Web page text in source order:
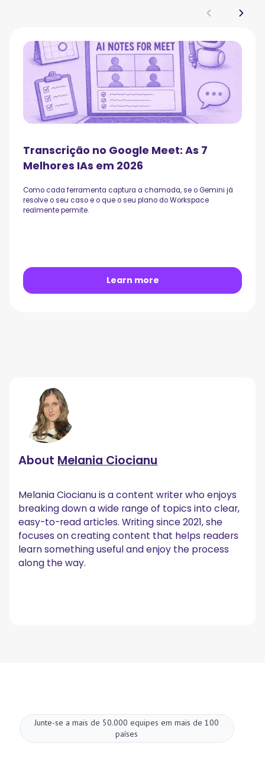
Transcrição no Google Meet: As 7
Melhores IAs em 2026
Como cada ferramenta captura a chamada, se o Gemini já
resolve o seu caso e o que o seu plano do Workspace
realmente permite.
Learn more
About Melania Ciocianu
Melania Ciocianu is a content writer who enjoys
breaking down a wide range of topics into clear,
easy-to-read articles. Writing since 2021, she
focuses on creating content that helps readers
learn something useful and enjoy the process
along the way.
Junte-se a mais de 50.000 equipes em mais de 100
países